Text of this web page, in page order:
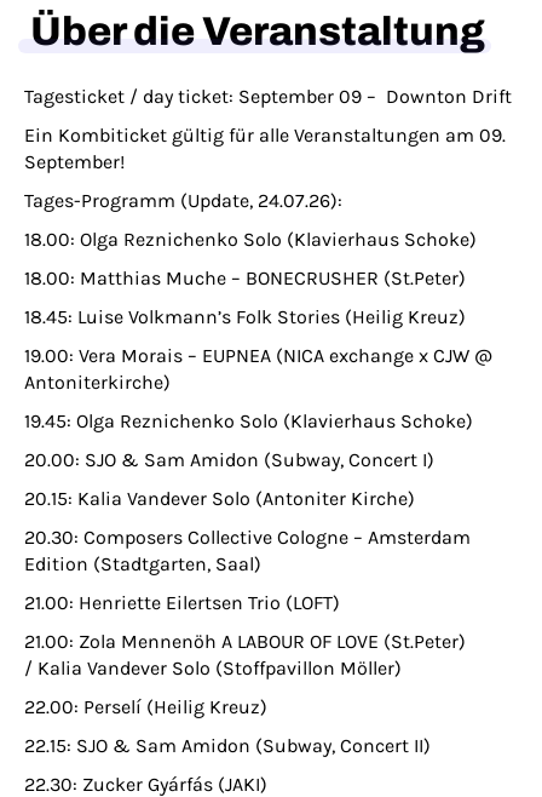
Über die Veranstaltung
Tagesticket / day ticket: September 09 – Downton Drift
Ein Kombiticket gültig für alle Veranstaltungen am 09.
September!
Tages-Programm (Update, 24.07.26):
18.00: Olga Reznichenko Solo (Klavierhaus Schoke)
18.00: Matthias Muche – BONECRUSHER (St.Peter)
18.45: Luise Volkmann’s Folk Stories (Heilig Kreuz)
19.00: Vera Morais – EUPNEA (NICA exchange x CJW @
Antoniterkirche)
19.45: Olga Reznichenko Solo (Klavierhaus Schoke)
20.00: SJO & Sam Amidon (Subway, Concert I)
20.15: Kalia Vandever Solo (Antoniter Kirche)
20.30: Composers Collective Cologne – Amsterdam
Edition (Stadtgarten, Saal)
21.00: Henriette Eilertsen Trio (LOFT)
21.00: Zola Mennenöh A LABOUR OF LOVE (St.Peter)
/ Kalia Vandever Solo (Stoffpavillon Möller)
22.00: Perselí (Heilig Kreuz)
22.15: SJO & Sam Amidon (Subway, Concert II)
22.30: Zucker Gyárfás (JAKI)